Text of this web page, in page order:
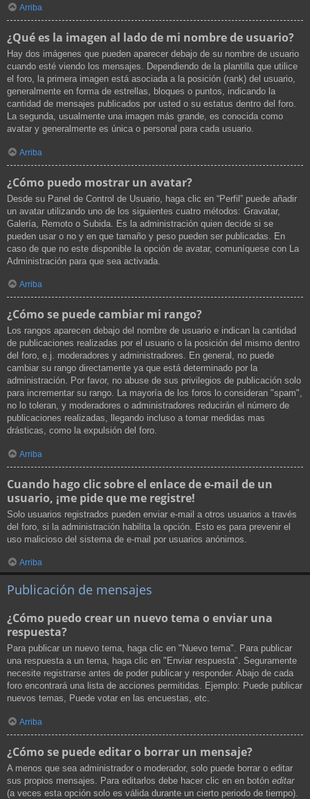
Arriba
¿Qué es la imagen al lado de mi nombre de usuario?
Hay dos imágenes que pueden aparecer debajo de su nombre de usuario
cuando esté viendo los mensajes. Dependiendo de la plantilla que utilice
el foro, la primera imagen está asociada a la posición (rank) del usuario,
generalmente en forma de estrellas, bloques o puntos, indicando la
cantidad de mensajes publicados por usted o su estatus dentro del foro.
La segunda, usualmente una imagen más grande, es conocida como
avatar y generalmente es única o personal para cada usuario.
Arriba
¿Cómo puedo mostrar un avatar?
Desde su Panel de Control de Usuario, haga clic en “Perfil” puede añadir
un avatar utilizando uno de los siguientes cuatro métodos: Gravatar,
Galería, Remoto o Subida. Es la administración quien decide si se
pueden usar o no y en que tamaño y peso pueden ser publicadas. En
caso de que no este disponible la opción de avatar, comuníquese con La
Administración para que sea activada.
Arriba
¿Cómo se puede cambiar mi rango?
Los rangos aparecen debajo del nombre de usuario e indican la cantidad
de publicaciones realizadas por el usuario o la posición del mismo dentro
del foro, e.j. moderadores y administradores. En general, no puede
cambiar su rango directamente ya que está determinado por la
administración. Por favor, no abuse de sus privilegios de publicación solo
para incrementar su rango. La mayoría de los foros lo consideran "spam",
no lo toleran, y moderadores o administradores reducirán el número de
publicaciones realizadas, llegando incluso a tomar medidas mas
drásticas, como la expulsión del foro.
Arriba
Cuando hago clic sobre el enlace de e-mail de un
usuario, ¡me pide que me registre!
Solo usuarios registrados pueden enviar e-mail a otros usuarios a través
del foro, si la administración habilita la opción. Esto es para prevenir el
uso malicioso del sistema de e-mail por usuarios anónimos.
Arriba
Publicación de mensajes
¿Cómo puedo crear un nuevo tema o enviar una
respuesta?
Para publicar un nuevo tema, haga clic en "Nuevo tema". Para publicar
una respuesta a un tema, haga clic en "Enviar respuesta". Seguramente
necesite registrarse antes de poder publicar y responder. Abajo de cada
foro encontrará una lista de acciones permitidas. Ejemplo: Puede publicar
nuevos temas, Puede votar en las encuestas, etc.
Arriba
¿Cómo se puede editar o borrar un mensaje?
A menos que sea administrador o moderador, solo puede borrar o editar
sus propios mensajes. Para editarlos debe hacer clic en en botón editar
(a veces esta opción solo es válida durante un cierto periodo de tiempo).